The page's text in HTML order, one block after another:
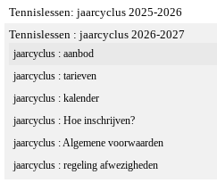
Tennislessen: jaarcyclus 2025-2026
Tennislessen : jaarcyclus 2026-2027
jaarcyclus : aanbod
jaarcyclus : tarieven
jaarcyclus : kalender
jaarcyclus : Hoe inschrijven?
jaarcyclus : Algemene voorwaarden
jaarcyclus : regeling afwezigheden